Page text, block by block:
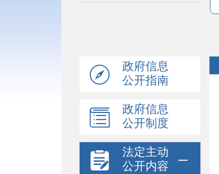
政府信息
公开指南
政府信息
公开制度
法定主动
公开内容